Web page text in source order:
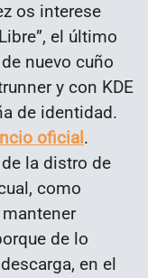
os interese
el último
nuevo cuño
y con KDE
de identidad.
oficial.
la distro de
como
de lo
en el